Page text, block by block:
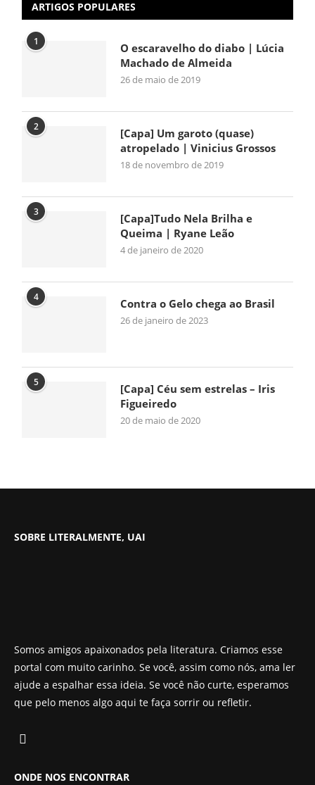
ARTIGOS POPULARES
1
O escaravelho do diabo | Lúcia
Machado de Almeida
26 de maio de 2019
2
[Capa] Um garoto (quase)
atropelado | Vinicius Grossos
18 de novembro de 2019
3
[Capa]Tudo Nela Brilha e
Queima | Ryane Leão
4 de janeiro de 2020
4 Contra o Gelo chega ao Brasil
26 de janeiro de 2023
5
[Capa] Céu sem estrelas – Iris
Figueiredo
20 de maio de 2020
SOBRE LITERALMENTE, UAI
Somos amigos apaixonados pela literatura. Criamos esse
portal com muito carinho. Se você, assim como nós, ama ler
ajude a espalhar essa ideia. Se você não curte, esperamos
que pelo menos algo aqui te faça sorrir ou refletir.
ONDE NOS ENCONTRAR